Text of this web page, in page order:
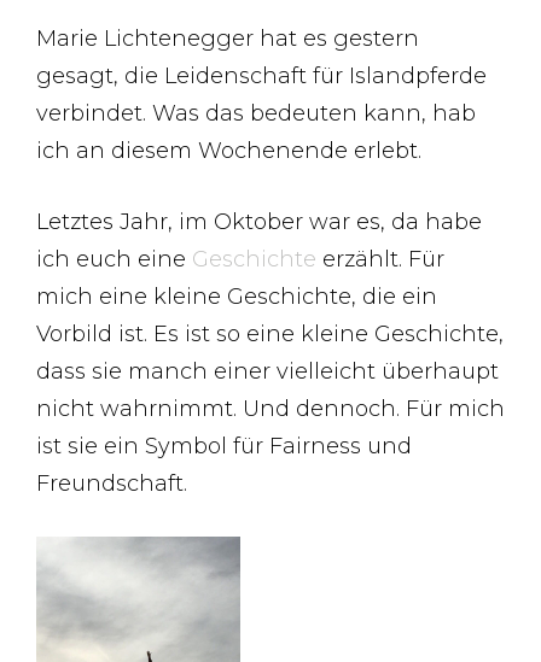
Marie Lichtenegger hat es gestern
gesagt, die Leidenschaft für Islandpferde
verbindet. Was das bedeuten kann, hab
ich an diesem Wochenende erlebt.
Letztes Jahr, im Oktober war es, da habe
ich euch eine Geschichte erzählt. Für
mich eine kleine Geschichte, die ein
Vorbild ist. Es ist so eine kleine Geschichte,
dass sie manch einer vielleicht überhaupt
nicht wahrnimmt. Und dennoch. Für mich
ist sie ein Symbol für Fairness und
Freundschaft.